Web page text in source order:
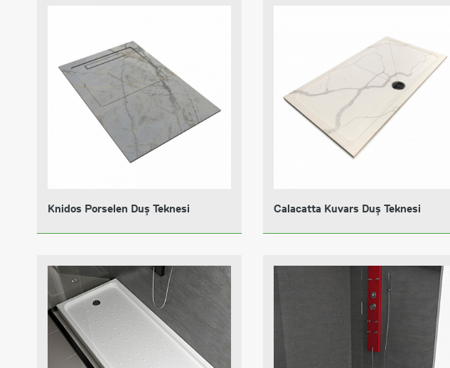
Knidos Porselen Duş Teknesi Calacatta Kuvars Duş Teknesi